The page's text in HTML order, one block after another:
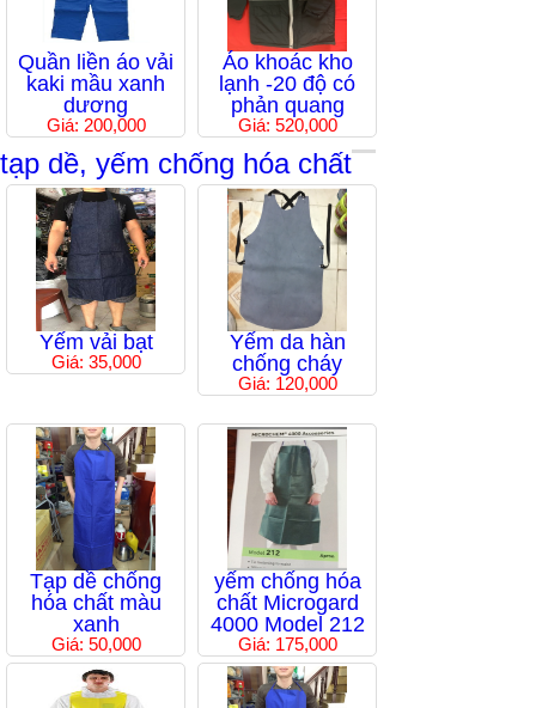
Quần liền áo vải
kaki mầu xanh
dương
Giá: 200,000
Áo khoác kho
lạnh -20 độ có
phản quang
Giá: 520,000
tạp dề, yếm chống hóa chất
Yếm vải bạt
Giá: 35,000
Yếm da hàn
chống cháy
Giá: 120,000
Tạp dề chống
hóa chất màu
xanh
Giá: 50,000
yếm chống hóa
chất Microgard
4000 Model 212
Giá: 175,000